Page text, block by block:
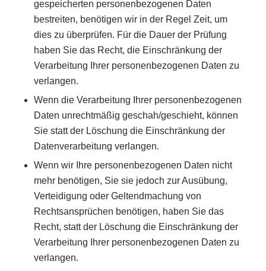
gespeicherten personenbezogenen Daten
bestreiten, benötigen wir in der Regel Zeit, um
dies zu überprüfen. Für die Dauer der Prüfung
haben Sie das Recht, die Einschränkung der
Verarbeitung Ihrer personenbezogenen Daten zu
verlangen.
Wenn die Verarbeitung Ihrer personenbezogenen
Daten unrechtmäßig geschah/geschieht, können
Sie statt der Löschung die Einschränkung der
Datenverarbeitung verlangen.
Wenn wir Ihre personenbezogenen Daten nicht
mehr benötigen, Sie sie jedoch zur Ausübung,
Verteidigung oder Geltendmachung von
Rechtsansprüchen benötigen, haben Sie das
Recht, statt der Löschung die Einschränkung der
Verarbeitung Ihrer personenbezogenen Daten zu
verlangen.